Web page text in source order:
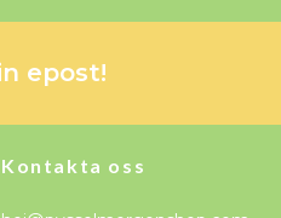
epost!
Kontakta oss